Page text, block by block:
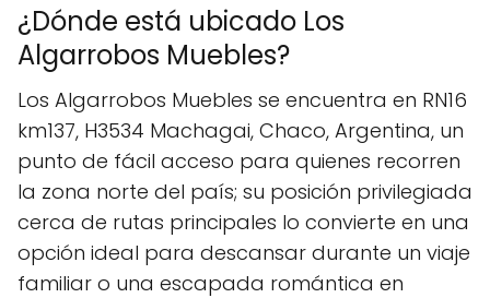
¿Dónde está ubicado Los
Algarrobos Muebles?
Los Algarrobos Muebles se encuentra en RN16
km137, H3534 Machagai, Chaco, Argentina, un
punto de fácil acceso para quienes recorren
la zona norte del país; su posición privilegiada
cerca de rutas principales lo convierte en una
opción ideal para descansar durante un viaje
familiar o una escapada romántica en